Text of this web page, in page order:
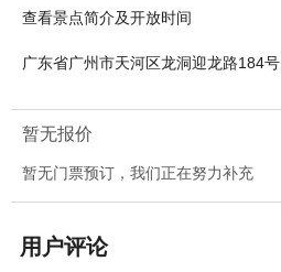
查看景点简介及开放时间
广东省广州市天河区龙洞迎龙路184号
暂无报价
暂无门票预订，我们正在努力补充
用户评论